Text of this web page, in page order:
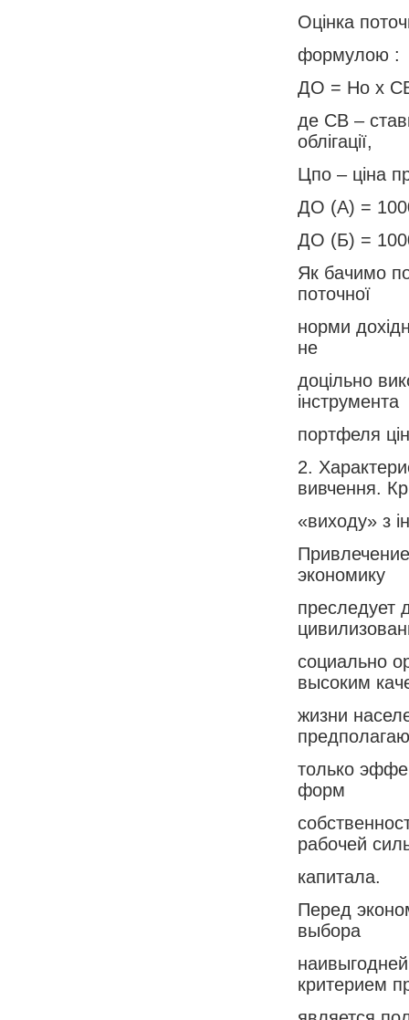
Оцінка
формулою :
ДО = Но х
де СВ –
облігації,
Цпо – ціна
ДО (А) =
ДО (Б) =
Як бачимо
поточної
норми
не
доцільно
інструмента
портфеля
2.
вивчення.
«виходу» з
экономику
преследует
социально
высоким
жизни
только
форм
рабочей
капитала.
Перед
выбора
критерием